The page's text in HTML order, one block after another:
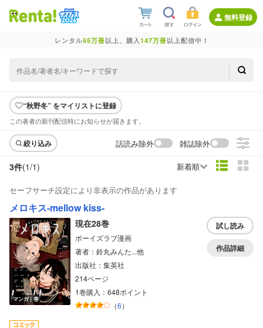
無料登録
レンタル55万冊以上、購入147万冊以上配信中！
“秋野冬” をマイリストに登録
この著者の新刊配信時にお知らせが届きます。
絞り込み 話読み除外 雑誌除外
3件(1/1) 新着順
セーフサーチ設定により非表示の作品があります
メロキス-mellow kiss-
マンガ｜巻
現在28巻
ボーイズラブ漫画
著者：鈴丸みんた...他
出版社：集英社
214ページ
1巻購入：648ポイント
（6）
試し読み
作品詳細